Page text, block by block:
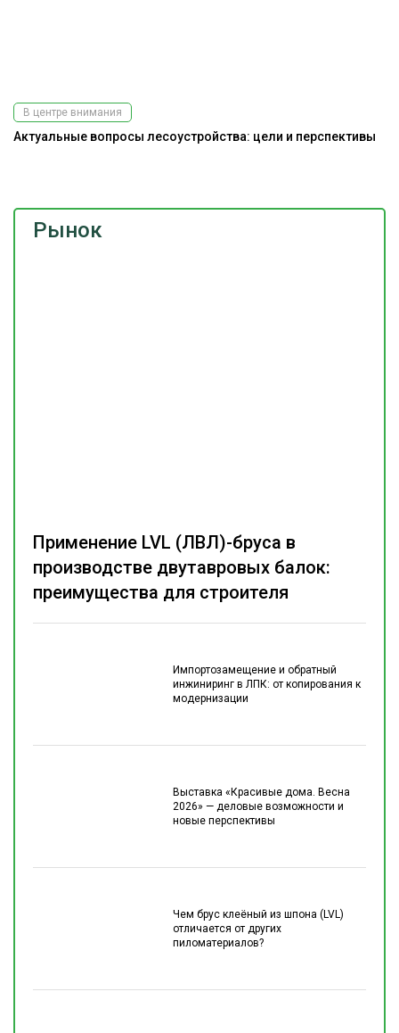
Рынок
Импортозамещение и обратный
инжиниринг в ЛПК: от копирования к
модернизации
Выставка «Красивые дома. Весна
2026» — деловые возможности и
новые перспективы
Чем брус клеёный из шпона (LVL)
отличается от других
пиломатериалов?
Применение LVL (ЛВЛ)-бруса в
производстве двутавровых балок:
преимущества для строителя
В центре внимания
Актуальные вопросы лесоустройства: цели и перспективы